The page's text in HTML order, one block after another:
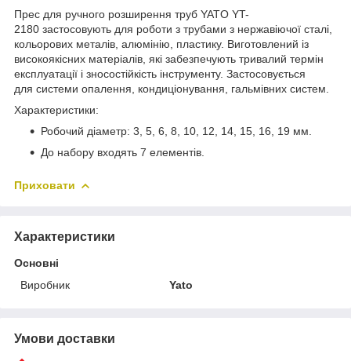
Прес для ручного розширення труб YATO YT-
2180 застосовують для роботи з трубами з нержавіючої сталі,
кольорових металів, алюмінію, пластику. Виготовлений із
високоякісних матеріалів, які забезпечують тривалий термін
експлуатації і зносостійкість інструменту. Застосовується
для системи опалення, кондиціонування, гальмівних систем.
Характеристики:
Робочий діаметр: 3, 5, 6, 8, 10, 12, 14, 15, 16, 19 мм.
До набору входять 7 елементів.
Приховати
Характеристики
Основні
Виробник
Yato
Умови доставки